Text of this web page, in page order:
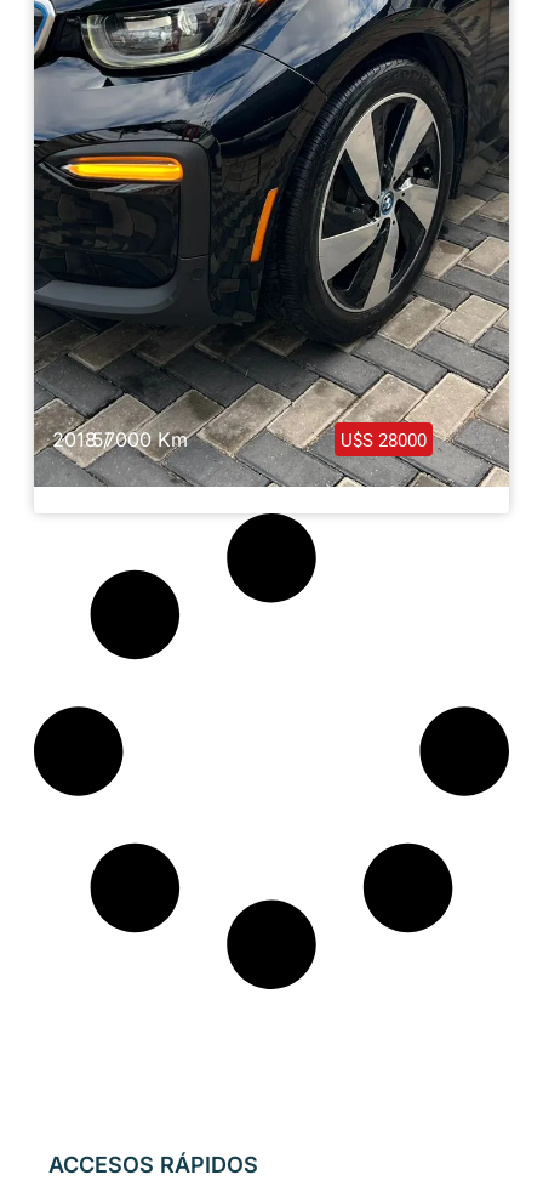
Haz clic aquí
2018 /57000 Km U$S 28000
BMW i3 LCI Eléctrico 2018
ACCESOS RÁPIDOS